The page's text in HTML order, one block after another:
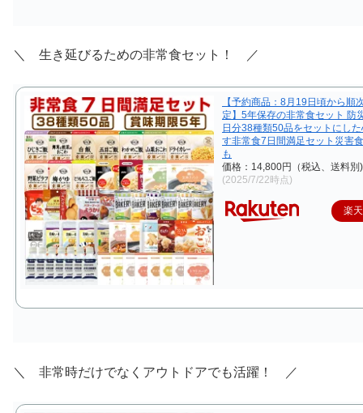
＼ 生き延びるための非常食セット！ ／
【予約商品：8月19日頃から順
定】5年保存の非常食セット 防
日分38種類50品をセットにし
す非常食7日間満足セット災害
も
価格：14,800円（税込、送料別)
(2025/7/22時点)
楽
＼ 非常時だけでなくアウトドアでも活躍！ ／